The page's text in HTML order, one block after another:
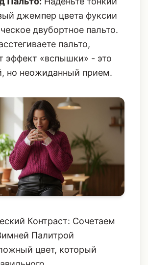
объемом и строгой
- ключ к современному
Пальто:Наденьте тонкий
джемпер цвета фуксии
двубортное пальто.
эффект «вспышки» - это
но неожиданный прием.